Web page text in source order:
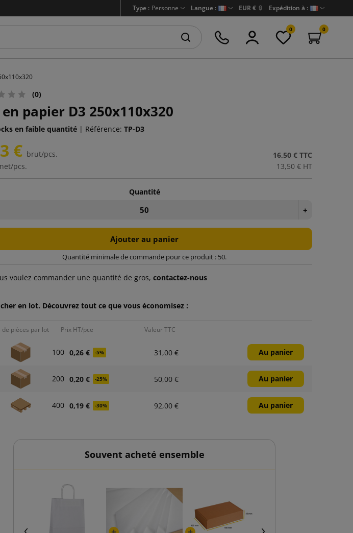
Type : Personne Langue : EUR € 🔒 Expédition à :
0 0
(0)
en papier D3 250x110x320
en faible quantité| Référence: TP-D3
€ brut/pcs.
net/pcs.
16,50 € TTC
13,50 € HT
Quantité
+
Ajouter au panier
Quantité minimale de commande pour ce produit : 50.
voulez commander une quantité de gros, contactez-nous
en lot. Découvrez tout ce que vous économisez :
de pièces par lot Prix HT/pce Valeur TTC
100 0,26 € -5% 31,00 € Au panier
200 0,20 € -25% 50,00 € Au panier
400 0,19 € -30% 92,00 € Au panier
Souvent acheté ensemble